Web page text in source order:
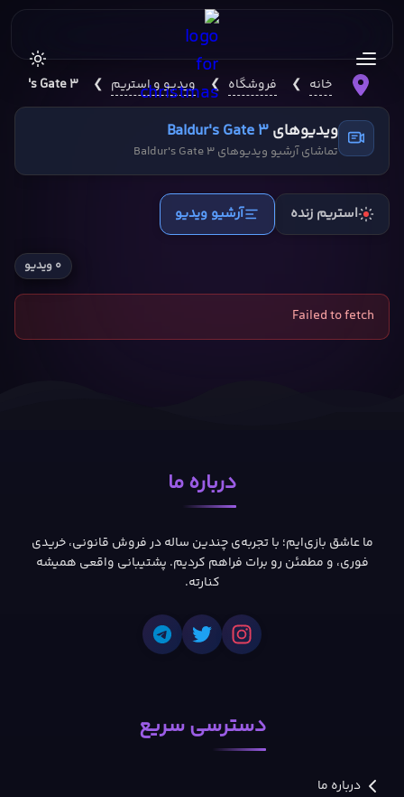
خانه ❯ فروشگاه ❯ ویدیو و استریم ❯
Gate 3
ویدیوهایBaldur's Gate 3
تماشای آرشیو ویدیوهای Baldur's Gate 3
استریم زنده آرشیو ویدیو
۰ ویدیو
Failed to fetch
درباره ما
ما عاشق بازی‌ایم؛ با تجربه‌ی چندین ساله در فروش قانونی، خریدی
فوری، و مطمئن رو برات فراهم کردیم. پشتیبانی واقعی همیشه
کنارته.
دسترسی سریع
درباره ما